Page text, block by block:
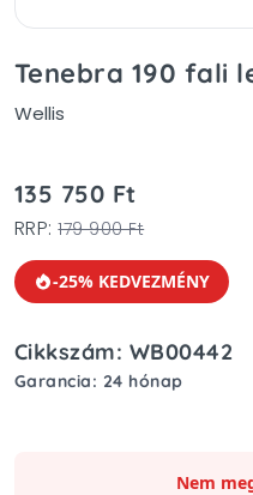
Tenebra 190 fali
Wellis
135 750 Ft
RRP:179 900 Ft
-25% KEDVEZMÉNY
Cikkszám: WB00442
Garancia: 24 hónap
Nem